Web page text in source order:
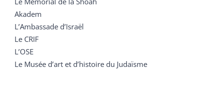
Akadem
L’Ambassade d’Israël
Le CRIF
L’OSE
Le Musée d’art et d’histoire du Judaïsme